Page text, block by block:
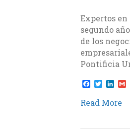
Expertos
segundo
de los
Pontificia
F
a
c
e
o
T
w
i
t
r
L
n
k
I
Read More